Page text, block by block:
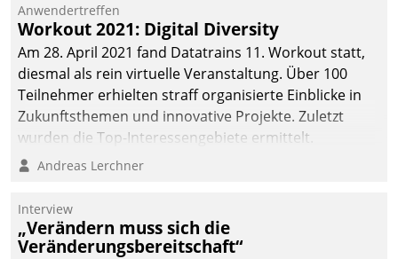
Cloud-Strategien und -
Lösungen mit hohem
Zukunftspotenzial.
Anwendertreffen
Workout 2021: Digital Diversity
Am 28. April 2021 fand Datatrains 11. Workout statt,
diesmal als rein virtuelle Veranstaltung. Über 100
Teilnehmer erhielten straff organisierte Einblicke in
Zukunftsthemen und innovative Projekte. Zuletzt
wurden die Top-Interessengebiete ermittelt.
Andreas Lerchner
Interview
„Verändern muss sich die
Veränderungsbereitschaft“